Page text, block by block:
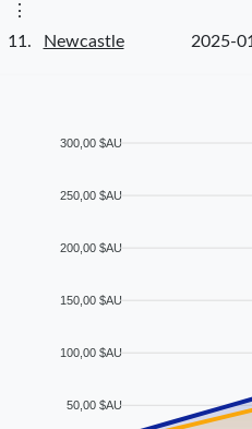
⋮
11.
Newcastle 2025-
300,00 $AU
250,00 $AU
200,00 $AU
150,00 $AU
100,00 $AU
50,00 $AU